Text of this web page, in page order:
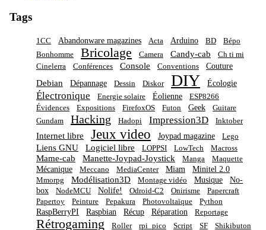
Tags
1CC Abandonware magazines Acta Arduino BD
Bépo
Bonhomme
Bricolage Camera Candy-cab
Ch ti mi
Cinelerra
Conférences Console Conventions Couture
Debian Dépannage Dessin Diskor DIY Écologie
Électronique Energie solaire Éolienne
ESP8266
Évidences
Expositions FirefoxOS Futon Geek
Guitare
Gundam
Hacking Hadopi Impression3D Inktober
Internet libre Jeux video Joypad magazine Lego
Liens GNU Logiciel libre LOPPSI LowTech Macross
Mame-cab Manette-Joypad-Joystick Manga Maquette
Mécanique Meccano MediaCenter Miam Minitel 2.0
Mmorpg Modélisation3D Montage vidéo Musique
No-
box
NodeMCU Nolife! Odroid-C2 Onirisme
Papercraft
Papertoy
Peinture Pepakura Photovoltaïque Python
RaspBerryPI Raspbian Récup Réparation Reportage
Rétrogaming Roller rpi_pico Script SF
Shikibuton